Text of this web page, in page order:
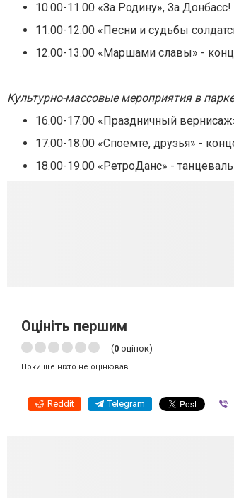
10.00-11.00 «За Родину», За
11.00-12.00 «Песни и судьбы
12.00-13.00 «Маршами славы» -
Культурно-массовые мероприятия в
16.00-17.00 «Праздничный
17.00-18.00 «Споемте, друзья» -
18.00-19.00 «РетроДанс» -
Оцініть першим
(0 оцінок)
Поки ще ніхто не оцінював
Reddit Telegram